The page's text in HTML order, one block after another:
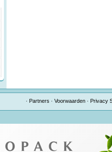
· Partners ·Voorwaarden · Privacy